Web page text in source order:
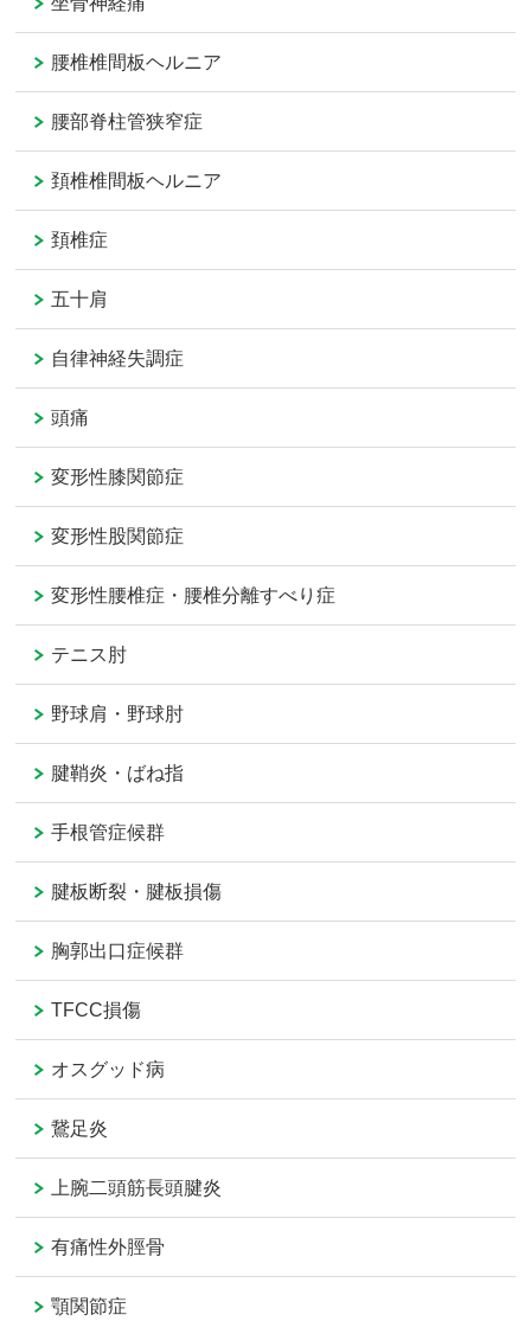
腰椎椎間板ヘルニア
腰部脊柱管狭窄症
頚椎椎間板ヘルニア
頚椎症
五十肩
自律神経失調症
頭痛
変形性膝関節症
変形性股関節症
変形性腰椎症・腰椎分離すべり症
テニス肘
野球肩・野球肘
腱鞘炎・ばね指
手根管症候群
腱板断裂・腱板損傷
胸郭出口症候群
TFCC損傷
オスグッド病
鵞足炎
上腕二頭筋長頭腱炎
有痛性外脛骨
顎関節症